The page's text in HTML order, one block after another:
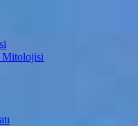
Mitolojisi